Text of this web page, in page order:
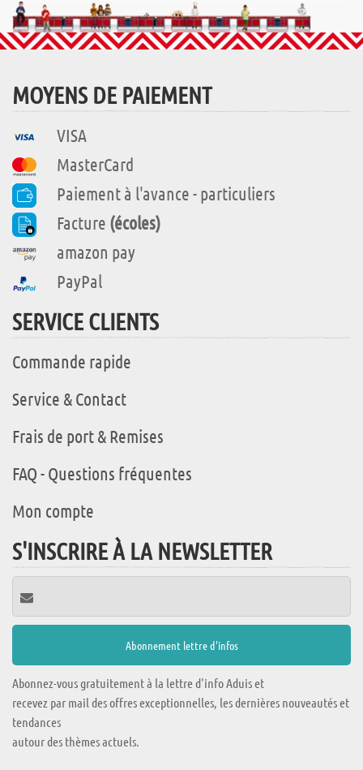
MOYENS DE PAIEMENT
VISA
MasterCard
Paiement à l'avance - particuliers
Facture (écoles)
amazon pay
PayPal
SERVICE CLIENTS
Commande rapide
Service & Contact
Frais de port & Remises
FAQ - Questions fréquentes
Mon compte
S'INSCRIRE À LA NEWSLETTER
Abonnez-vous gratuitement à la lettre d'info Aduis et
recevez par mail des offres exceptionnelles, les dernières nouveautés et
tendances
autour des thèmes actuels.